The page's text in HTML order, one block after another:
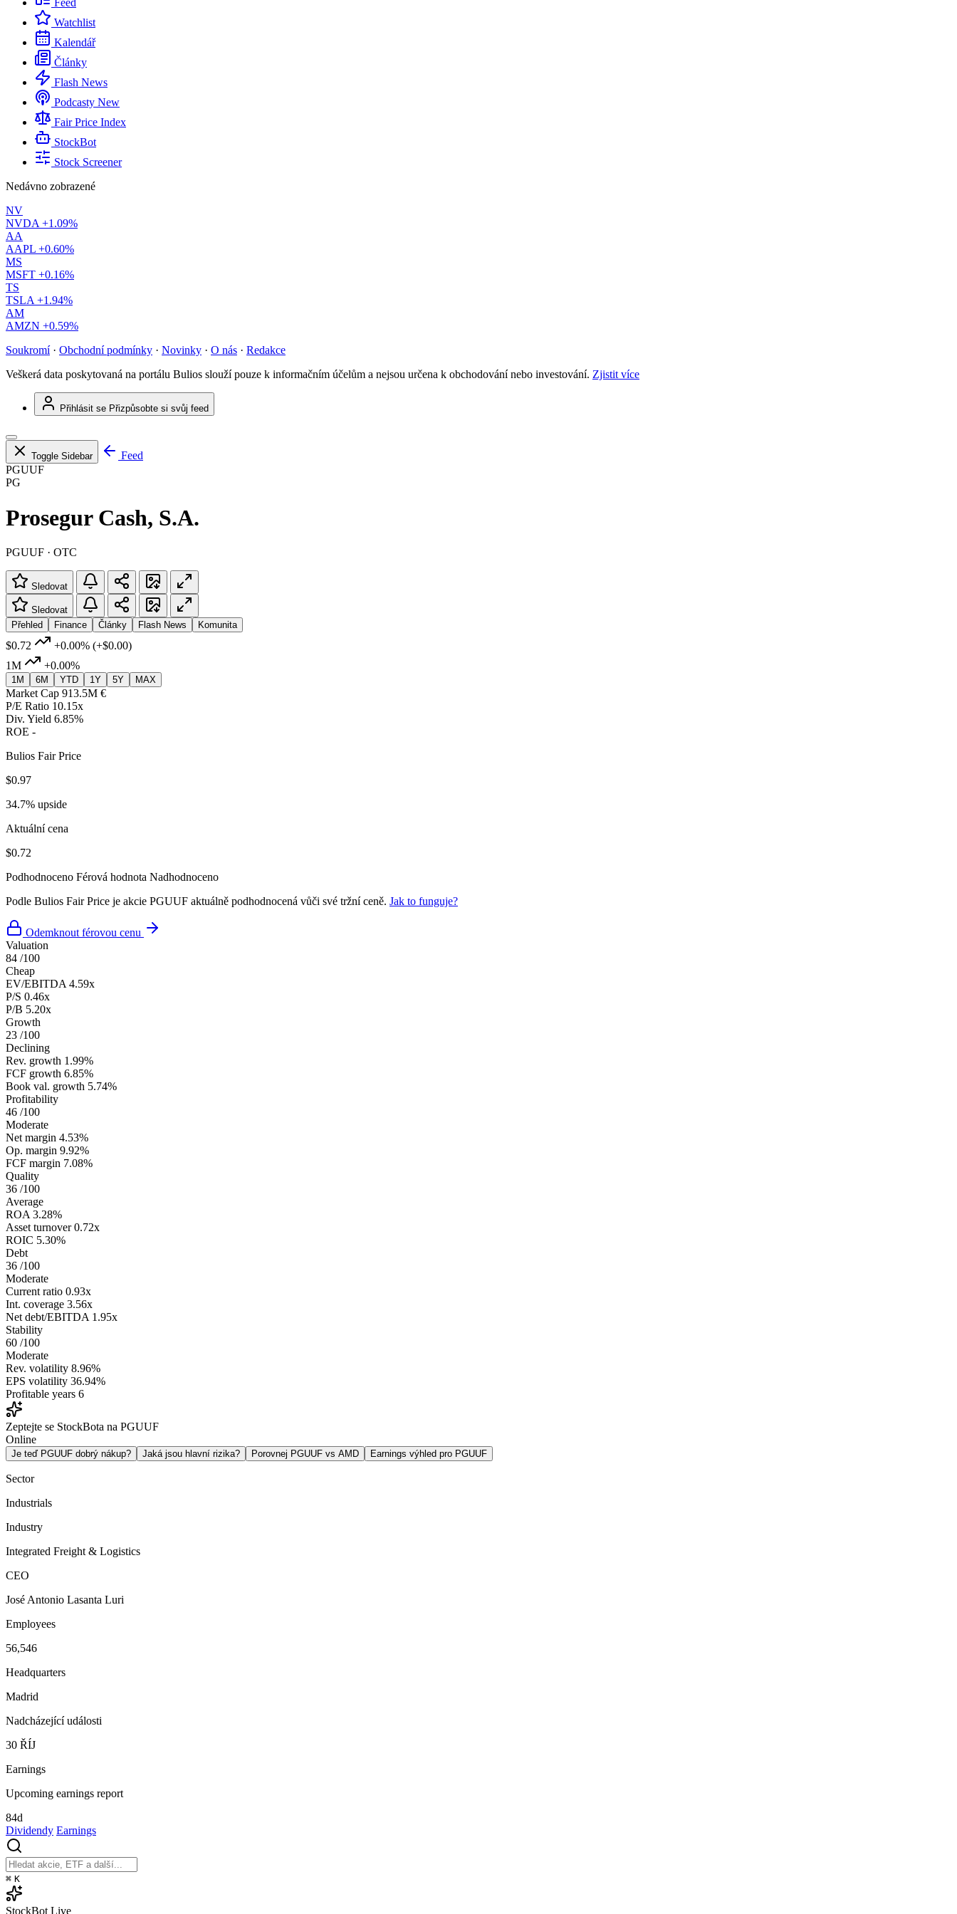
Feed
Watchlist
Kalendář
Články
Flash News
Podcasty New
Fair Price Index
StockBot
Stock Screener
Nedávno zobrazené
NV
NVDA +1.09%
AA
AAPL +0.60%
MS
MSFT +0.16%
TS
TSLA +1.94%
AM
AMZN +0.59%
Soukromí · Obchodní podmínky · Novinky · O nás · Redakce
Veškerá data poskytovaná na portálu Bulios slouží pouze k informačním účelům a nejsou určena k obchodování nebo investování. Zjistit více
Přihlásit se Přizpůsobte si svůj feed
Toggle Sidebar
Feed
PGUUF
PG
Prosegur Cash, S.A.
PGUUF · OTC
Sledovat
Sledovat
Přehled
Finance Články Flash News Komunita
$0.72 +0.00% (+$0.00)
1M
+0.00%
1M 6M YTD 1Y 5Y MAX
Market Cap 913.5M €
P/E Ratio 10.15x
Div. Yield 6.85%
ROE -
Bulios Fair Price
$0.97
34.7% upside
Aktuální cena
$0.72
Podhodnoceno Férová hodnota Nadhodnoceno
Podle Bulios Fair Price je akcie PGUUF aktuálně podhodnocená vůči své tržní ceně. Jak to funguje?
Odemknout férovou cenu
Valuation
84 /100
Cheap
EV/EBITDA 4.59x
P/S 0.46x
P/B 5.20x
Growth
23 /100
Declining
Rev. growth 1.99%
FCF growth 6.85%
Book val. growth 5.74%
Profitability
46 /100
Moderate
Net margin 4.53%
Op. margin 9.92%
FCF margin 7.08%
Quality
36 /100
Average
ROA 3.28%
Asset turnover 0.72x
ROIC 5.30%
Debt
36 /100
Moderate
Current ratio 0.93x
Int. coverage 3.56x
Net debt/EBITDA 1.95x
Stability
60 /100
Moderate
Rev. volatility 8.96%
EPS volatility 36.94%
Profitable years 6
Zeptejte se StockBota na PGUUF
Online
Je teď PGUUF dobrý nákup? Jaká jsou hlavní rizika? Porovnej PGUUF vs AMD Earnings výhled pro PGUUF
Sector
Industrials
Industry
Integrated Freight & Logistics
CEO
José Antonio Lasanta Luri
Employees
56,546
Headquarters
Madrid
Nadcházející události
30 ŘÍJ
Earnings
Upcoming earnings report
84d
Dividendy Earnings
⌘ K
StockBot Live